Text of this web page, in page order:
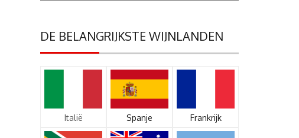
DE BELANGRIJKSTE WIJNLANDEN
Italië Spanje Frankrijk